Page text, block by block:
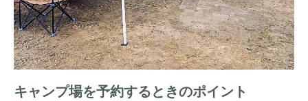
キャンプ場を予約するときのポイント